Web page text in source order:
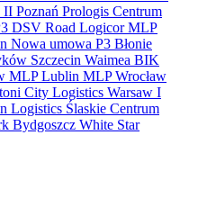
II Poznań Prologis Centrum
DSV Road LogicorMLP
Nowa umowa P3 Błonie
Szczecin Waimea BIK
MLP Lublin MLP Wrocław
City Logistics Warsaw I
Logistics Ślaskie Centrum
Bydgoszcz White Star